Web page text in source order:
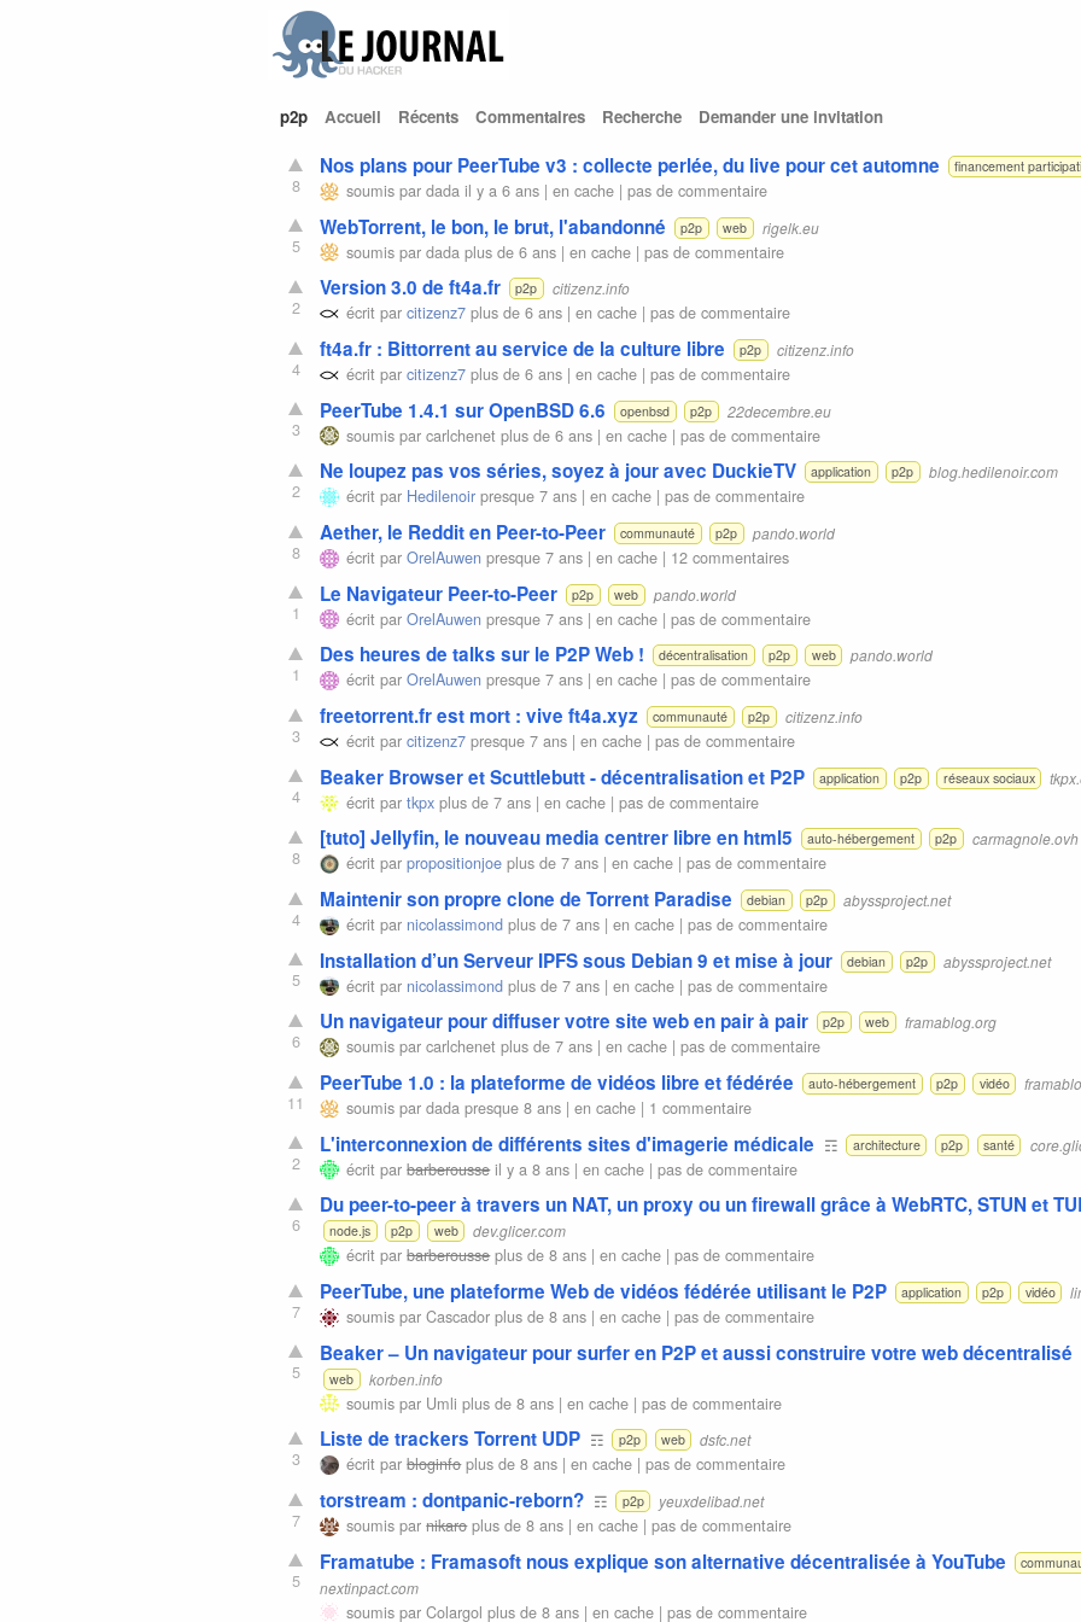
p2p Accueil Récents Commentaires Recherche Demander une invitation
8
Nos plans pour PeerTube v3 : collecte perlée, du live pour cet automne financement
soumis pardada il y a 6 ans |en cache |pas de commentaire
5
WebTorrent, le bon, le brut, l'abandonné p2p web rigelk.eu
soumis pardada plus de 6 ans |en cache |pas de commentaire
2
Version 3.0 de ft4a.fr p2p citizenz.info
écrit parcitizenz7 plus de 6 ans |en cache |pas de commentaire
4
ft4a.fr : Bittorrent au service de la culture libre p2p citizenz.info
écrit parcitizenz7 plus de 6 ans |en cache |pas de commentaire
3
PeerTube 1.4.1 sur OpenBSD 6.6 openbsd p2p 22decembre.eu
soumis parcarlchenet plus de 6 ans |en cache |pas de commentaire
2
Ne loupez pas vos séries, soyez à jour avec DuckieTV application p2p blog.hedilenoir.com
écrit par Hedilenoir presque 7 ans |en cache |pas de commentaire
8
Aether, le Reddit en Peer-to-Peer communauté p2p pando.world
écrit parOrelAuwen presque 7 ans |en cache | 12 commentaires
1
Le Navigateur Peer-to-Peer p2p web pando.world
écrit parOrelAuwen presque 7 ans |en cache |pas de commentaire
1
Des heures de talks sur le P2P Web ! décentralisation p2p web pando.world
écrit parOrelAuwen presque 7 ans |en cache |pas de commentaire
3
freetorrent.fr est mort : vive ft4a.xyz communauté p2p citizenz.info
écrit parcitizenz7 presque 7 ans |en cache |pas de commentaire
4
Beaker Browser et Scuttlebutt - décentralisation et P2P application p2p réseaux sociaux
écrit partkpx plus de 7 ans |en cache |pas de commentaire
8
[tuto] Jellyfin, le nouveau media centrer libre en html5 auto-hébergement p2p carmagnole.ovh
écrit parpropositionjoe plus de 7 ans |en cache |pas de commentaire
4
Maintenir son propre clone de Torrent Paradise debian p2p abyssproject.net
écrit par nicolassimond plus de 7 ans |en cache |pas de commentaire
5
Installation d’un Serveur IPFS sous Debian 9 et mise à jour debian p2p abyssproject.net
écrit par nicolassimond plus de 7 ans |en cache |pas de commentaire
6
Un navigateur pour diffuser votre site web en pair à pair p2p web framablog.org
soumis parcarlchenet plus de 7 ans |en cache |pas de commentaire
11
PeerTube 1.0 : la plateforme de vidéos libre et fédérée auto-hébergement p2p vidéo
soumis pardada presque 8 ans |en cache | 1 commentaire
2
L'interconnexion de différents sites d'imagerie médicale ☶ architecture p2p santé
écrit parbarberousseil y a 8 ans |en cache |pas de commentaire
6
Du peer-to-peer à travers un NAT, un proxy ou un firewall grâce à WebRTC, STUN et
node.js p2p web dev.glicer.com
écrit parbarberousseplus de 8 ans |en cache |pas de commentaire
7
PeerTube, une plateforme Web de vidéos fédérée utilisant le P2P application p2p vidéo
soumis parCascador plus de 8 ans |en cache |pas de commentaire
5
Beaker – Un navigateur pour surfer en P2P et aussi construire votre web décentralisé
web korben.info
soumis par Umli plus de 8 ans |en cache |pas de commentaire
3
Liste de trackers Torrent UDP ☶ p2p web dsfc.net
écrit parbloginfoplus de 8 ans |en cache |pas de commentaire
7
torstream : dontpanic-reborn? ☶ p2p yeuxdelibad.net
soumis parnikaroplus de 8 ans |en cache |pas de commentaire
5
Framatube : Framasoft nous explique son alternative décentralisée à YouTube
nextinpact.com
soumis parColargol plus de 8 ans |en cache |pas de commentaire